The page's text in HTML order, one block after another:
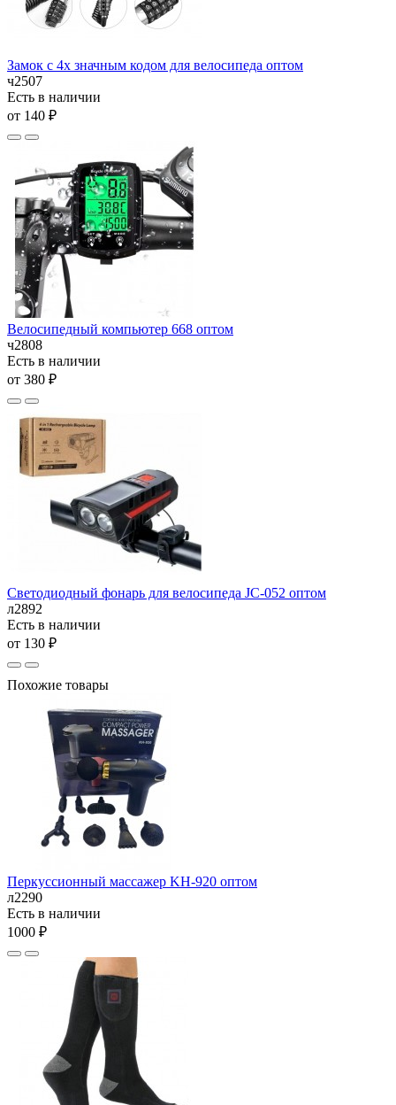
Замок с 4х значным кодом для велосипеда оптом
ч2507
Есть в наличии
от 140 ₽
Велосипедный компьютер 668 оптом
ч2808
Есть в наличии
от 380 ₽
Светодиодный фонарь для велосипеда JC-052 оптом
л2892
Есть в наличии
от 130 ₽
Похожие товары
Перкуссионный массажер KH-920 оптом
л2290
Есть в наличии
1000 ₽